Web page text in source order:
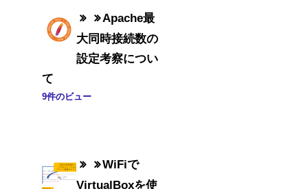
Apache最
大同時接続数の
設定考察につい
て
9件のビュー
WiFiで
VirtualBoxを使